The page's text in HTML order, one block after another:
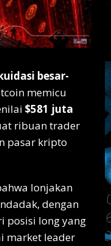
besar-
memicu
$581 juta
ribuan trader
pasar kripto
lonjakan
dengan
posisi long yang
market leader